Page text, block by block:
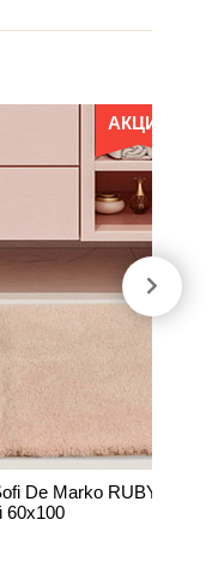
АКЦИЯ
De Marko RUBY
60х100